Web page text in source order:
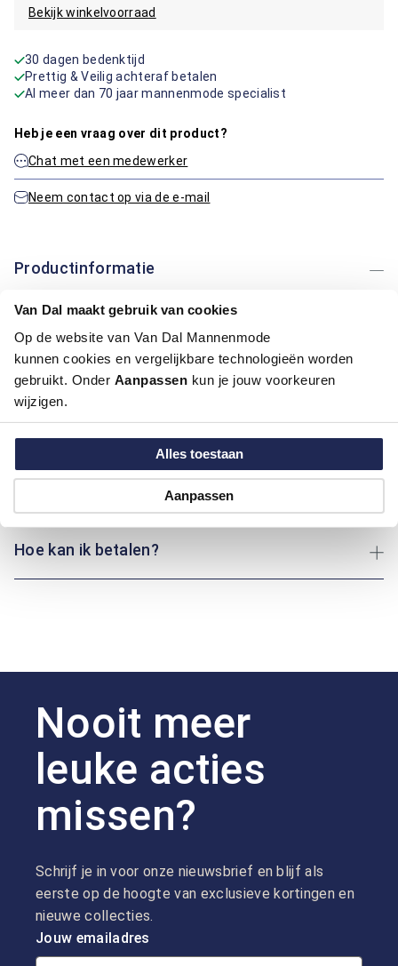
Van Dal maakt gebruik van cookies
Op de website van Van Dal Mannenmode
kunnen cookies en vergelijkbare technologieën worden
gebruikt. Onder Aanpassen kun je jouw voorkeuren
wijzigen.
Alles toestaan
Aanpassen
Bekijk winkelvoorraad
30 dagen bedenktijd
Prettig & Veilig achteraf betalen
Al meer dan 70 jaar mannenmode specialist
Heb je een vraag over dit product?
Chat met een medewerker
Neem contact op via de e-mail
Productinformatie
Artikelnummer
1015746-40-S
Kleur:
Groen
Materiaal:
0%, 100% Katoen
Pasvorm:
Maatinformatie
Hoe kan ik betalen?
Nooit meer
leuke acties
missen?
Schrijf je in voor onze nieuwsbrief en blijf als
eerste op de hoogte van exclusieve kortingen en
nieuwe collecties.
Jouw emailadres